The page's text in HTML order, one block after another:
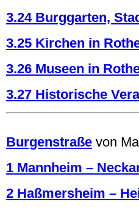
3.24 Burggarten,
3.25 Kirchen in
3.26 Museen in
3.27 Historische
Burgenstraße von
1 Mannheim –
2 Haßmersheim –